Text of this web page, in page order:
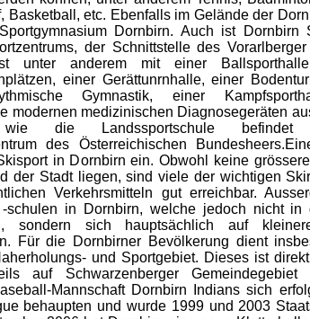
Basketball, etc. Ebenfalls im Gelände der
Dornbirn. Auch ist Dornbirn
der Schnittstelle des
ist unter anderem mit einer
einer Gerättunrnhalle, einer
Gymnastik, einer
modernen medizinischen Diagnosegeräten
wie die Landssportschule
des Österreichischen
in Dornbirn ein. Obwohl keine
der Stadt liegen, sind viele der wichtigen
Verkehrsmitteln gut erreichbar.
schulen in Dornbirn, welche jedoch nicht in
sondern sich hauptsächlich auf
Für die Dornbirner Bevölkerung dient
und Sportgebiet. Dieses ist
auf Schwarzenberger Gemeindegebiet
Mannschaft Dornbirn Indians sich
behaupten und wurde 1999 und 2003